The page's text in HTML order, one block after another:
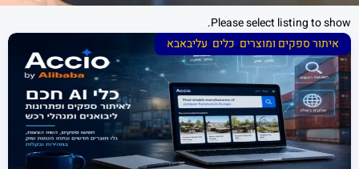
Please select listing to show.
איתור ספקים ומוצרים,כלים,עליבאבא